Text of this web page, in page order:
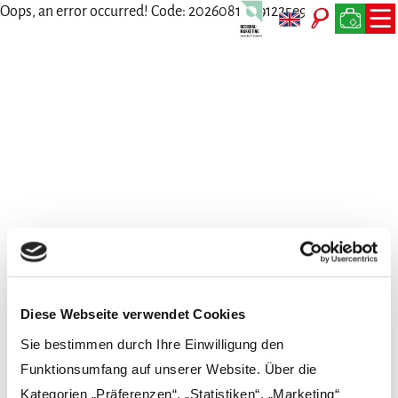
Diese Webseite verwendet Cookies
Sie bestimmen durch Ihre Einwilligung den
Funktionsumfang auf unserer Website. Über die
Kategorien „Präferenzen“, „Statistiken“, „Marketing“
Oops, an error occurred! Code: 20260810091225e9f6266a